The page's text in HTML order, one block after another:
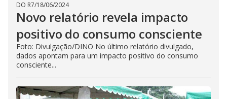
DO R7/18/06/2024
Novo relatório revela impacto
positivo do consumo consciente
Foto: Divulgação/DINO No último relatório divulgado,
dados apontam para um impacto positivo do consumo
consciente...